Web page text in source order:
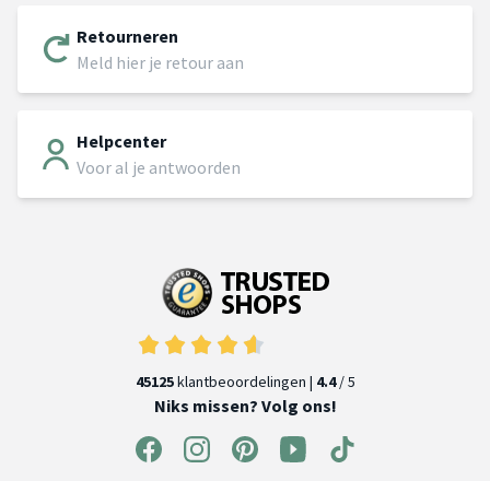
Retourneren
Meld hier je retour aan
Helpcenter
Voor al je antwoorden
45125klantbeoordelingen | 4.4/ 5
Niks missen? Volg ons!